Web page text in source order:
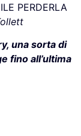
PERDERLA
una sorta di
fino all’ultima